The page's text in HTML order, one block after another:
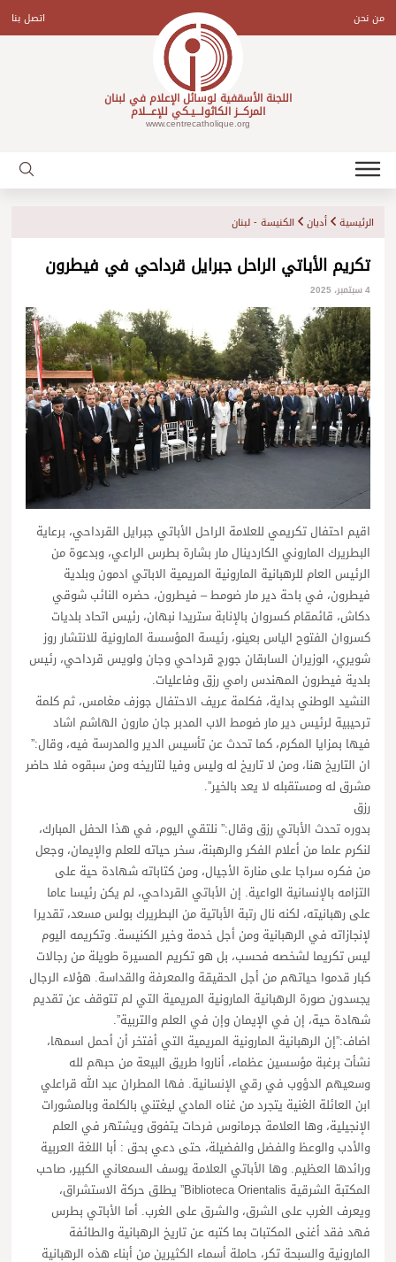
contentمن نحن اتصل بنا
اللجنة الأسقفية لوسائل الإعلام في لبنان
المركـــز الكاثولـــيـكي للإعـــلام
www.centrecatholique.org
الرئيسية أديان الكنيسة - لبنان
تكريم الأباتي الراحل جبرايل قرداحي في فيطرون
4 سبتمبر، 2025
اقيم احتفال تكريمي للعلامة الراحل الأباتي جبرايل القرداحي، برعاية
البطريرك الماروني الكاردينال مار بشارة بطرس الراعي، وبدعوة من
الرئيس العام للرهبانية المارونية المريمية الاباتي ادمون وبلدية
فيطرون، في باحة دير مار ضومط – فيطرون، حضره النائب شوقي
دكاش، قائمقام كسروان بالإنابة ستريدا نبهان، رئيس اتحاد بلديات
كسروان الفتوح الياس بعينو، رئيسة المؤسسة المارونية للانتشار روز
شويري، الوزيران السابقان جورج قرداحي وجان ولويس قرداحي، رئيس
بلدية فيطرون المهندس رامي رزق وفاعليات.
النشيد الوطني بداية، فكلمة عريف الاحتفال جوزف مغامس، ثم كلمة
ترحيبية لرئيس دير مار ضومط الاب المدبر جان مارون الهاشم اشاد
فيها بمزايا المكرم، كما تحدث عن تأسيس الدير والمدرسة فيه، وقال:”
ان التاريخ هنا، ومن لا تاريخ له وليس وفيا لتاريخه ومن سبقوه فلا حاضر
مشرق له ومستقبله لا يعد بالخير”.
رزق
بدوره تحدث الأباتي رزق وقال:” نلتقي اليوم، في هذا الحفل المبارك،
لنكرم علما من أعلام الفكر والرهبنة، سخر حياته للعلم والإيمان، وجعل
من فكره سراجا على منارة الأجيال، ومن كتاباته شهادة حية على
التزامه بالإنسانية الواعية. إن الأباتي القرداحي، لم يكن رئيسا عاما
على رهبانيته، لكنه نال رتبة الأباتية من البطريرك بولس مسعد، تقديرا
لإنجازاته في الرهبانية ومن أجل خدمة وخير الكنيسة. وتكريمه اليوم
ليس تكريما لشخصه فحسب، بل هو تكريم المسيرة طويلة من رجالات
كبار قدموا حياتهم من أجل الحقيقة والمعرفة والقداسة. هؤلاء الرجال
يجسدون صورة الرهبانية المارونية المريمية التي لم تتوقف عن تقديم
شهادة حية، إن في الإيمان وإن في العلم والتربية”.
اضاف:”إن الرهبانية المارونية المريمية التي أفتخر أن أحمل اسمها،
نشأت برغبة مؤسسين عظماء، أناروا طريق البيعة من حبهم لله
وسعيهم الدؤوب في رقي الإنسانية. فها المطران عبد الله قراعلي
ابن العائلة الغنية يتجرد من غناه المادي ليغتني بالكلمة وبالمشورات
الإنجيلية، وها العلامة جرمانوس فرحات يتفوق ويشتهر في العلم
والأدب والوعظ والفضل والفضيلة، حتى دعي بحق : أبا اللغة العربية
ورائدها العظيم. وها الأباتي العلامة يوسف السمعاني الكبير، صاحب
المكتبة الشرقية Biblioteca Orientalis” يطلق حركة الاستشراق،
ويعرف الغرب على الشرق، والشرق على الغرب. أما الأباتي بطرس
فهد فقد أغنى المكتبات بما كتبه عن تاريخ الرهبانية والطائفة
المارونية والسبحة تكر، حاملة أسماء الكثيرين من أبناء هذه الرهبانية